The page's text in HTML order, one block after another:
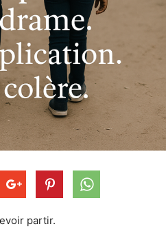
partir.